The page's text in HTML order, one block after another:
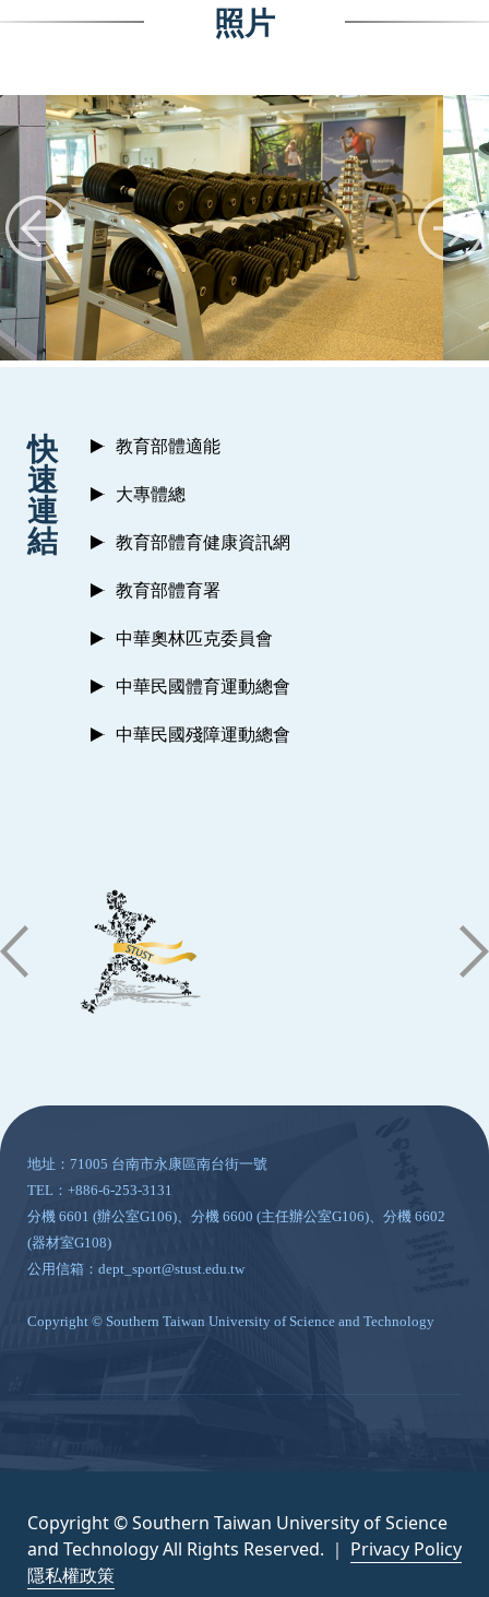
照片
快
速
連
結
教育部體適能
大專體總
教育部體育健康資訊網
教育部體育署
中華奧林匹克委員會
中華民國體育運動總會
中華民國殘障運動總會
地址：71005 台南市永康區南台街一號
TEL：+886-6-253-3131
分機 6601 (辦公室G106)、分機 6600 (主任辦公室G106)、分機 6602
(器材室G108)
公用信箱：dept_sport@stust.edu.tw
Copyright © Southern Taiwan University of Science and Technology
Copyright © Southern Taiwan University of Science
and Technology All Rights Reserved. ｜ Privacy Policy
隱私權政策